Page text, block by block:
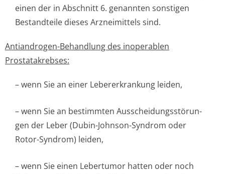
einen der in Abschnitt 6. genannten sonstigen
Bestandteile dieses Arzneimittels sind.
Antiandrogen-Behandlung des inoperablen
Prostatakrebses:
– wenn Sie an einer Lebererkrankung leiden,
– wenn Sie an bestimmten Ausscheidungsstörun­
gen der Leber (Dubin-Johnson-Syndrom oder
Rotor-Syndrom) leiden,
– wenn Sie einen Lebertumor hatten oder noch